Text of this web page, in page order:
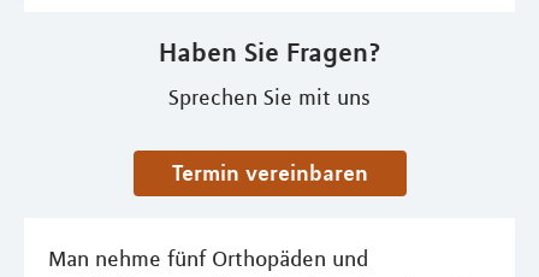
Haben Sie Fragen?
Sprechen Sie mit uns
Termin vereinbaren
Man nehme fünf Orthopäden und